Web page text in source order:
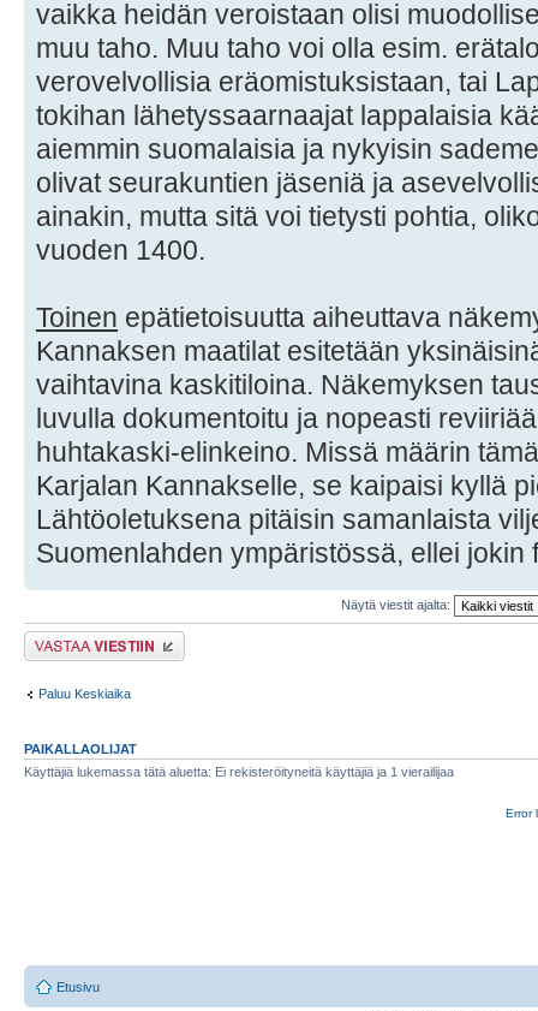
vaikka heidän veroistaan olisi
muu taho. Muu taho voi olla esim.
verovelvollisia eräomistuksistaan, tai
tokihan lähetyssaarnaajat lappalaisia
aiemmin suomalaisia ja nykyisin
olivat seurakuntien jäseniä ja
ainakin, mutta sitä voi tietysti pohtia,
vuoden 1400.
Toinen epätietoisuutta aiheuttava
Kannaksen maatilat esitetään
vaihtavina kaskitiloina. Näkemyksen
luvulla dokumentoitu ja nopeasti
huhtakaski-elinkeino. Missä määrin
Karjalan Kannakselle, se kaipaisi kyllä
Lähtöoletuksena pitäisin samanlaista
Suomenlahden ympäristössä, ellei jokin
Näytä viestit ajalta:
Lähetä vastaus
Paluu Keskiaika
PAIKALLAOLIJAT
Käyttäjiä lukemassa tätä aluetta: Ei rekisteröityneitä käyttäjiä ja 1 vierailijaa
Error
Etusivu